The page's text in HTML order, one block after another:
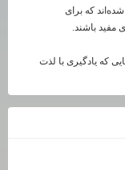
که برای
مفید باشند.
یادگیری با لذت